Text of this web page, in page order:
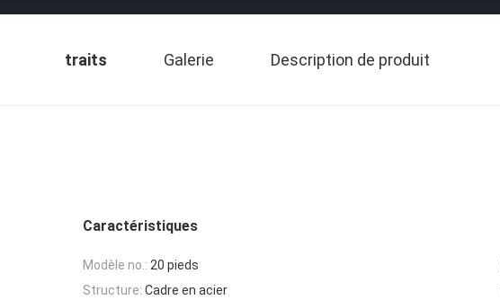
traits Galerie Description de produit
Caractéristiques
Modèle no.: 20 pieds
Structure: Cadre en acier